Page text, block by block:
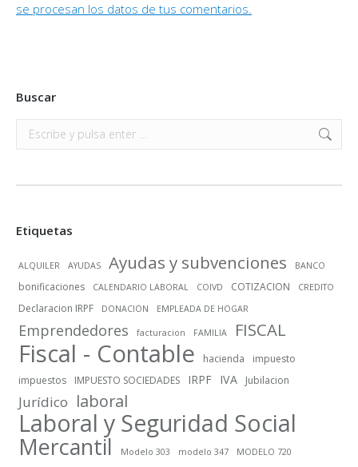
se procesan los datos de tus comentarios.
Buscar
Buscar:
Etiquetas
ALQUILER AYUDAS Ayudas y subvenciones BANCO
bonificaciones CALENDARIO LABORAL COIVD COTIZACION CREDITO
Declaracion IRPF DONACION EMPLEADA DE HOGAR
Emprendedores facturacion FAMILIA FISCAL
Fiscal - Contable hacienda
impuesto
impuestos
IMPUESTO SOCIEDADES IRPF IVA Jubilacion
Jurídico laboral
Laboral y Seguridad Social
Mercantil Modelo 303 modelo 347
MODELO 720